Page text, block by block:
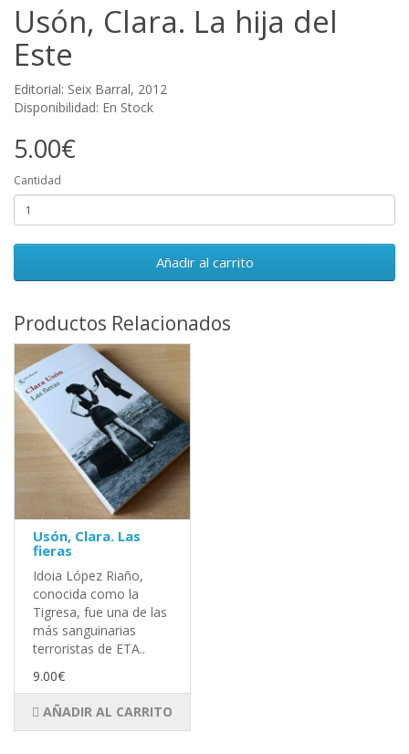
Usón, Clara. La hija del
Este
Editorial: Seix Barral, 2012
Disponibilidad: En Stock
5.00€
Cantidad
Añadir al carrito
Productos Relacionados
Usón, Clara. Las
fieras
Idoia López Riaño,
conocida como la
Tigresa, fue una de las
más sanguinarias
terroristas de ETA..
9.00€
AÑADIR AL CARRITO